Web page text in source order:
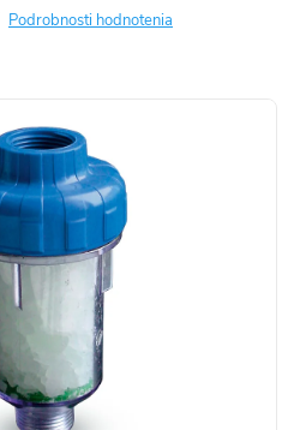
Podrobnosti hodnotenia